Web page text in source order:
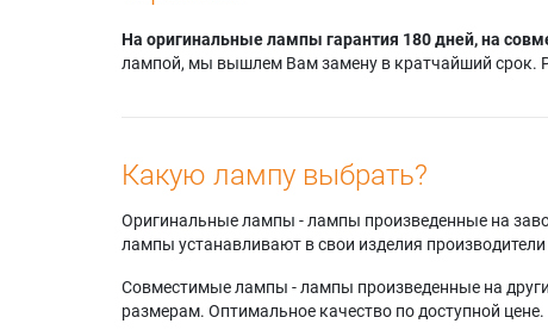
На оригинальные лампы гарантия 180 дней, на
лампой, мы вышлем Вам замену в кратчайший срок.
Какую лампу выбрать?
Оригинальные лампы - лампы произведенные на
лампы устанавливают в свои изделия
Совместимые лампы - лампы произведенные на
размерам. Оптимальное качество по доступной цене.